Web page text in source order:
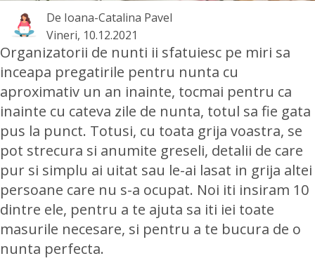
De Ioana-Catalina Pavel
Vineri, 10.12.2021
Organizatorii de nunti ii sfatuiesc pe miri sa
inceapa pregatirile pentru nunta cu
aproximativ un an inainte, tocmai pentru ca
inainte cu cateva zile de nunta, totul sa fie gata
pus la punct. Totusi, cu toata grija voastra, se
pot strecura si anumite greseli, detalii de care
pur si simplu ai uitat sau le-ai lasat in grija altei
persoane care nu s-a ocupat. Noi iti insiram 10
dintre ele, pentru a te ajuta sa iti iei toate
masurile necesare, si pentru a te bucura de o
nunta perfecta.